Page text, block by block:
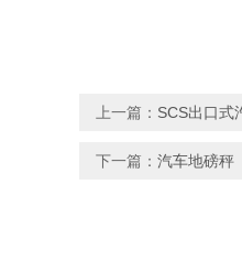
上一篇： SCS出口式
下一篇： 汽车地磅秤